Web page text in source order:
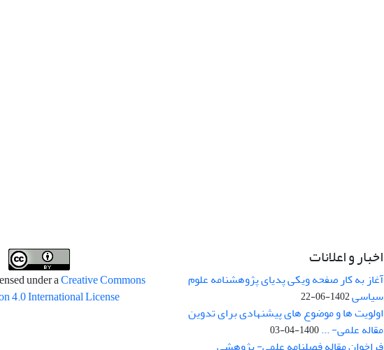
اخبار و اعلانات
آغاز به کار صفحه ویکی پدیای پژوهشنامه علوم
سیاسی1402-06-22
اولویت ها و موضوع های پیشنهادی برای تدوین
مقاله علمی- ...1400-04-03
under aCreative Commons
4.0 International License